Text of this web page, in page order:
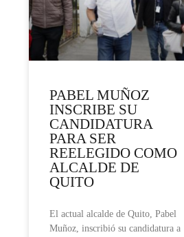
PABEL MUÑOZ
INSCRIBE SU
CANDIDATURA
PARA SER
REELEGIDO COMO
ALCALDE DE
QUITO
El actual alcalde de Quito, Pabel
Muñoz, inscribió su candidatura a